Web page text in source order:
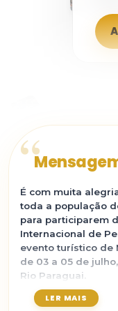
“
É com muita
toda a população
para participarem
Internacional de
evento turístico de
de 03 a 05 de
Rio Paraguai.
Este ano, o FIPE
LER MAIS